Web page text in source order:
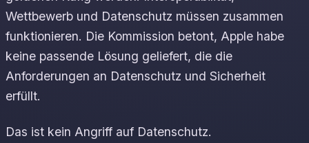
Wettbewerb und Datenschutz müssen zusammen
funktionieren. Die Kommission betont, Apple habe
keine passende Lösung geliefert, die die
Anforderungen an Datenschutz und Sicherheit
erfüllt.
Das ist kein Angriff auf Datenschutz.